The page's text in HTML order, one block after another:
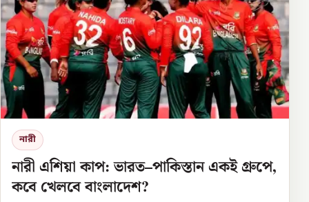
নারী
নারী এশিয়া কাপ: ভারত–পাকিস্তান একই গ্রুপে,
কবে খেলবে বাংলাদেশ?